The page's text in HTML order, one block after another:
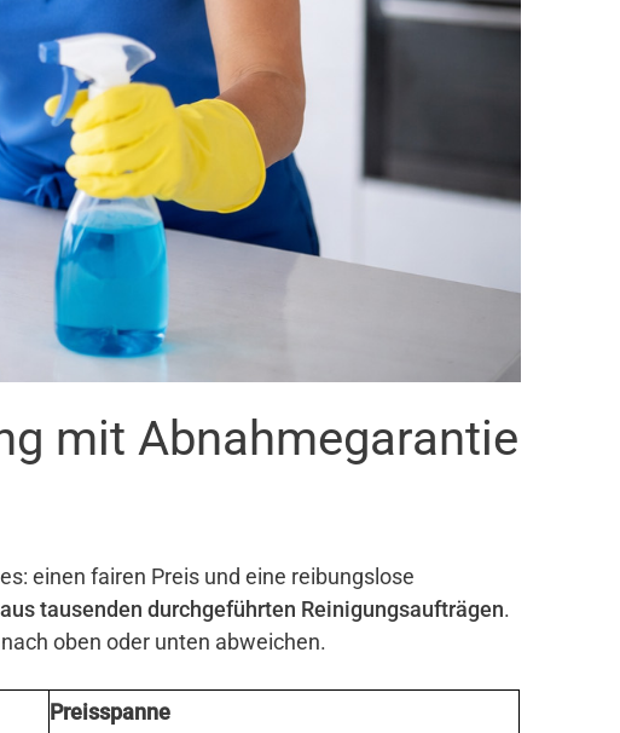
mit Abnahmegarantie
einen fairen Preis und eine reibungslose
tausenden durchgeführten Reinigungsaufträgen.
oben oder unten abweichen.
Preisspanne